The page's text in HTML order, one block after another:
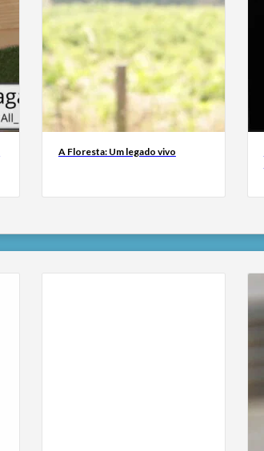
A Floresta: Um legado vivo